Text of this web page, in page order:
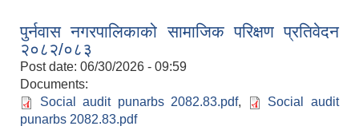
पुर्नवास नगरपालिकाको सामाजिक परिक्षण प्रतिवेदन
२०८२/०८३
Post date: 06/30/2026 - 09:59
Documents:
Social audit punarbs 2082.83.pdf,
Social audit
punarbs 2082.83.pdf